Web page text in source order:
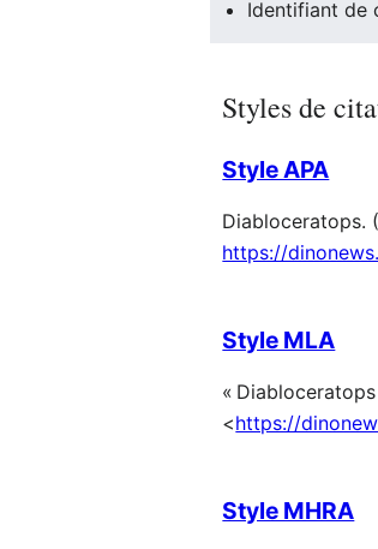
Identifiant de
Styles de
Style APA
Diabloceratops.
https://
Style MLA
«
<https://
Style MHRA